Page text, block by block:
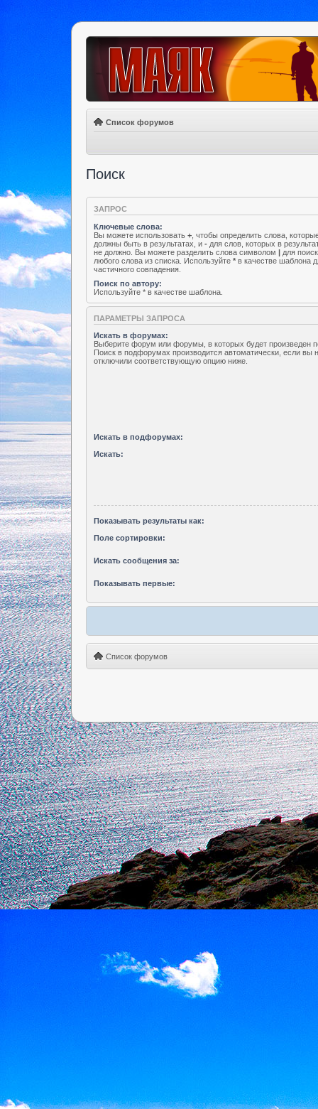
Список форумов
Поиск
ЗАПРОС
Ключевые слова:
Вы можете использовать + , чтобы определить слова,
должны быть в результатах, и - для слов, которых в
не должно. Вы можете разделить слова символом | для
любого слова из списка. Используйте * в качестве шаблона
частичного совпадения.
Поиск по автору:
Используйте * в качестве шаблона.
ПАРАМЕТРЫ ЗАПРОСА
Искать в форумах:
Выберите форум или форумы, в которых будет произведен
Поиск в подфорумах производится автоматически, если вы
отключили соответствующую опцию ниже.
Искать в подфорумах:
Искать:
Показывать результаты как:
Поле сортировки:
Искать сообщения за:
Показывать первые:
Список форумов